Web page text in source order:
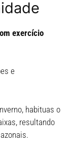
exercício
e
habituas o
resultando